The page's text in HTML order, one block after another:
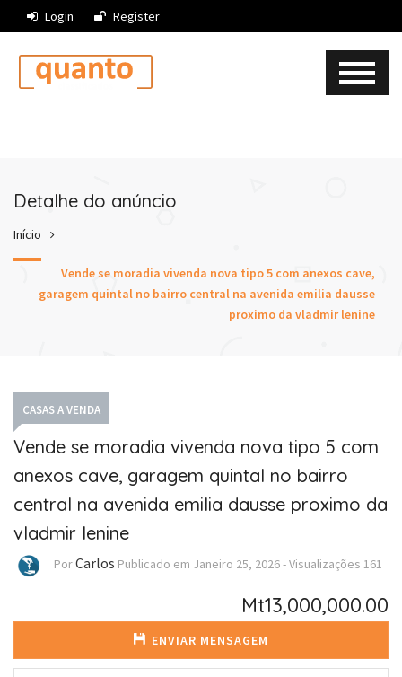
Login Register
Detalhe do anúncio
Início
Vende se moradia vivenda nova tipo 5 com anexos cave,
garagem quintal no bairro central na avenida emilia dausse
proximo da vladmir lenine
CASAS A VENDA
Vende se moradia vivenda nova tipo 5 com
anexos cave, garagem quintal no bairro
central na avenida emilia dausse proximo da
vladmir lenine
PorCarlos Publicado em Janeiro 25, 2026-Visualizações 161
Mt13,000,000.00
ENVIAR MENSAGEM